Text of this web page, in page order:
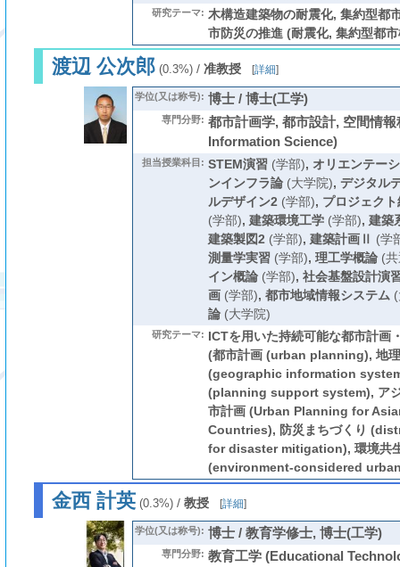
研究テーマ: 木構造建築物の耐震化, 集約型都
市防災の推進 (耐震化, 集約型都
渡辺 公次郎(0.3%)/ 准教授 [詳細]
学位(又は称号): 博士 / 博士(工学)
専門分野: 都市計画学, 都市設計, 空間情
Information Science)
担当授業科目: STEM演習(学部), オリエンテー
ンインフラ論(大学院), デジタル
ルデザイン2 (学部), プロジェク
(学部), 建築環境工学(学部), 建築
建築製図2 (学部), 建築計画Ⅱ (学
測量学実習(学部), 理工学概論(共
イン概論(学部), 社会基盤設計演
画(学部), 都市地域情報システム
論(大学院)
研究テーマ: ICTを用いた持続可能な都市計画
(都市計画 (urban planning), 地
(geographic information
(planning support system), アジ
市計画 (Urban Planning for
Countries), 防災まちづくり
for disaster mitigation), 環境共
(environment-considered
金西 計英(0.3%)/ 教授 [詳細]
学位(又は称号): 博士 / 教育学修士, 博士(工学)
専門分野: 教育工学 (Educational